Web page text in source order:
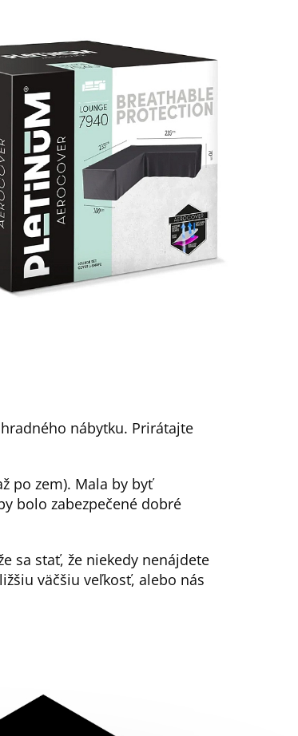
nábytku. Prirátajte
po zem). Mala by byť
bolo zabezpečené dobré
sa stať, že niekedy nenájdete
väčšiu veľkosť, alebo nás